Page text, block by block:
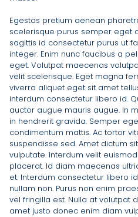
Egestas pretium aenean
scelerisque purus semper eget
sagittis id consectetur purus ut
integer. Enim nunc faucibus a
eget. Volutpat maecenas
velit scelerisque. Eget magna
viverra aliquet eget sit amet
interdum consectetur libero id.
auctor augue mauris augue. In
in hendrerit gravida. Semper
condimentum mattis. Ac tortor
suspendisse sed. Amet dictum
vulputate. Interdum velit
placerat. Id diam maecenas
et. Interdum consectetur libero
nullam non. Purus non enim
vel fringilla est. Nulla at volutpat
amet justo donec enim diam